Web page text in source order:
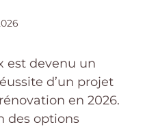
est devenu un
d’un projet
en 2026.
des options